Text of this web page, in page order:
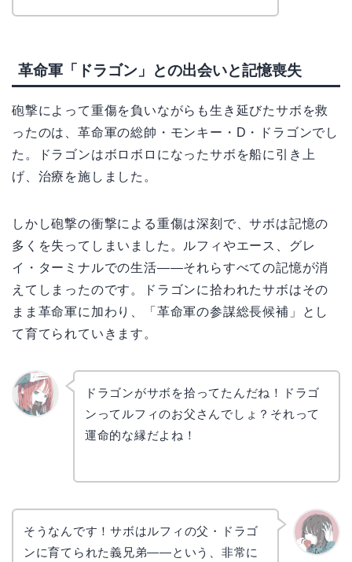
革命軍「ドラゴン」との出会いと記憶喪失
砲撃によって重傷を負いながらも生き延びたサボを救
ったのは、革命軍の総帥・モンキー・D・ドラゴンでし
た。ドラゴンはボロボロになったサボを船に引き上
げ、治療を施しました。
しかし砲撃の衝撃による重傷は深刻で、サボは記憶の
多くを失ってしまいました。ルフィやエース、グレ
イ・ターミナルでの生活——それらすべての記憶が消
えてしまったのです。ドラゴンに拾われたサボはその
まま革命軍に加わり、「革命軍の参謀総長候補」とし
て育てられていきます。
ドラゴンがサボを拾ってたんだね！ドラゴ
ンってルフィのお父さんでしょ？それって
運命的な縁だよね！
そうなんです！サボはルフィの父・ドラゴ
ンに育てられた義兄弟——という、非常に